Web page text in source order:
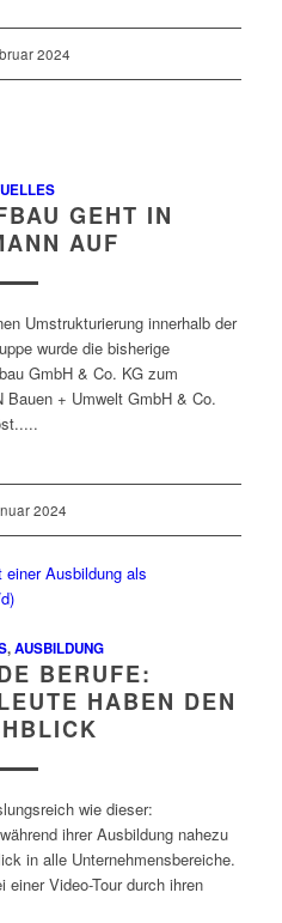
2024
GEHT IN
AUF
Umstrukturierung innerhalb der
wurde die bisherige
GmbH & Co. KG zum
+ Umwelt GmbH & Co.
2024
,AUSBILDUNG
BERUFE:
HABEN DEN
wie dieser:
ihrer Ausbildung nahezu
in alle Unternehmensbereiche.
Video-Tour durch ihren